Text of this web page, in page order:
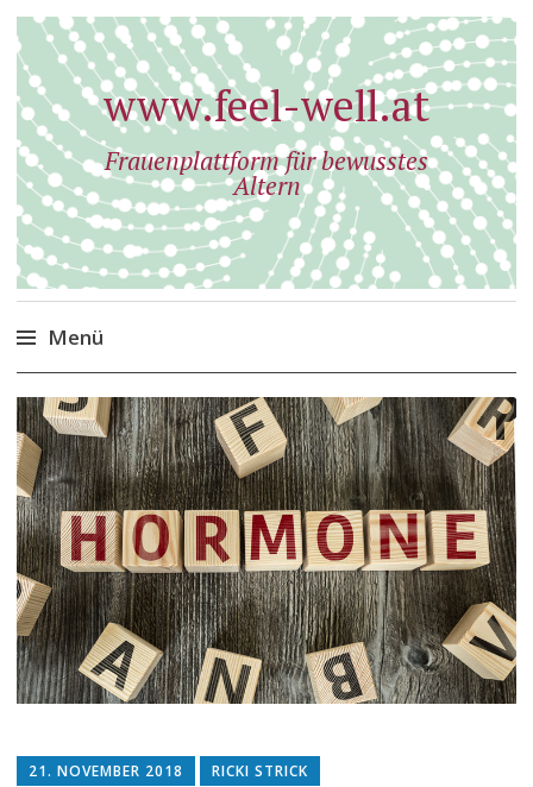
www.feel-well.at
Frauenplattform für bewusstes
Altern
Menü
Zum
Inhalt
springen
21. NOVEMBER 2018 RICKI STRICK